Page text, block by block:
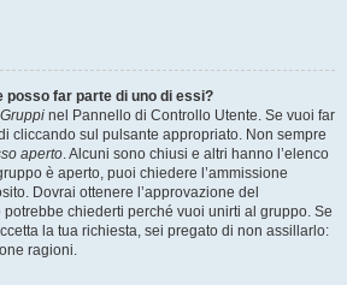
posso far parte di uno di essi?
Gruppi nel Pannello di Controllo Utente. Se vuoi far
cliccando sul pulsante appropriato. Non sempre
aperto. Alcuni sono chiusi e altri hanno l’elenco
è aperto, puoi chiedere l’ammissione
Dovrai ottenere l’approvazione del
chiederti perché vuoi unirti al gruppo. Se
la tua richiesta, sei pregato di non assillarlo:
ragioni.